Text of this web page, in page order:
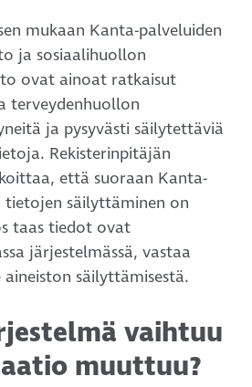
mukaan Kanta-palveluiden
ja sosiaalihuollon
ovat ainoat ratkaisut
terveydenhuollon
ja pysyvästi säilytettäviä
Rekisterinpitäjän
että suoraan Kanta-
säilyttäminen on
taas tiedot ovat
järjestelmässä, vastaa
säilyttämisestä.
vaihtuu
muuttuu?